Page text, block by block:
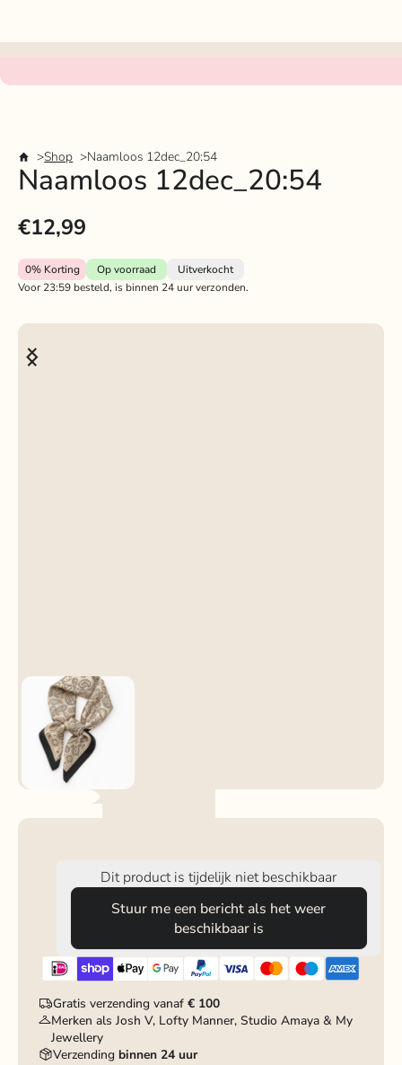
Shop Naamloos 12dec_20:54
Naamloos 12dec_20:54
€12,99
0%Korting Op voorraad
Uitverkocht
Voor 23:59 besteld, is binnen 24 uur verzonden.
Dit product is tijdelijk niet beschikbaar
Stuur me een bericht als het weer
beschikbaar is
Gratis verzending vanaf€ 100
Merken als Josh V, Lofty Manner, Studio Amaya & My
Jewellery
Verzendingbinnen 24 uur